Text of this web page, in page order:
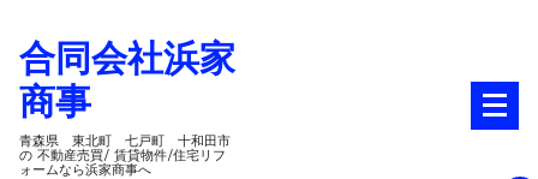
テ
ツ
合同会社浜家
商事
青森県 東北町 七戸町 十和田市
の 不動産売買/ 賃貸物件/住宅リフ
ォームなら浜家商事へ